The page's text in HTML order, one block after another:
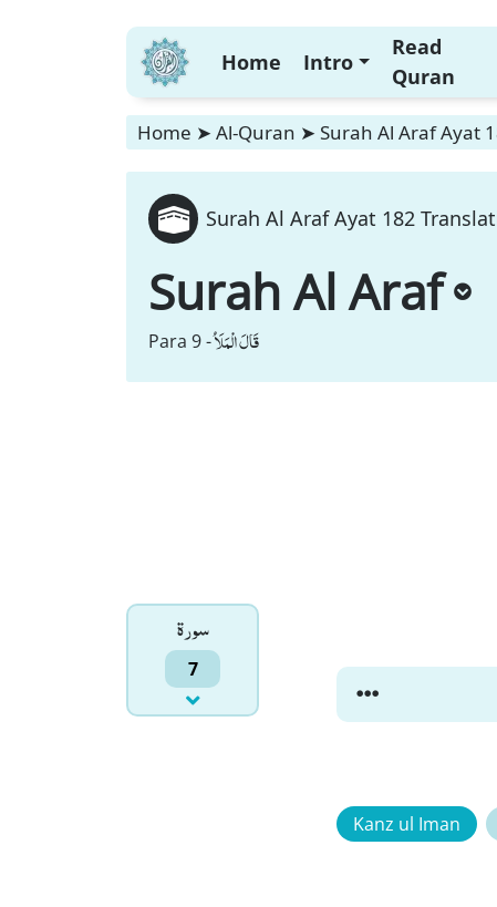
Home Intro
Read
Quran
Home ➤ Al-Quran ➤ Surah Al Araf Ayat
Surah Al Araf Ayat 182
Surah Al Araf
Para 9 -قَالَ الْمَلَاُ
سورۃ
7
Kanz ul Iman